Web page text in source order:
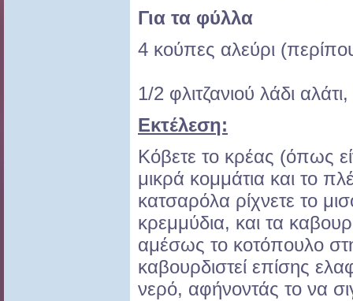
Για τα φύλλα
4 κούπες αλεύρι
1/2 φλιτζανιού λάδι
Εκτέλεση:
Κόβετε το κρέας (όπως
μικρά κομμάτια και το
κατσαρόλα ρίχνετε το
κρεμμύδια, και τα
αμέσως το κοτόπουλο
καβουρδιστεί επίσης
νερό, αφήνοντάς το να